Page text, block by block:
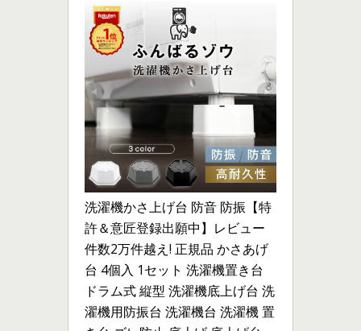
洗濯機かさ上げ台 防音 防振【特
許＆意匠登録出願中】レビュー
件数2万件越え! 正規品 かさあげ
台 4個入 1セット 洗濯機置き台
ドラム式 縦型 洗濯機底上げ台 洗
濯機用防振台 洗濯機台 洗濯機 置